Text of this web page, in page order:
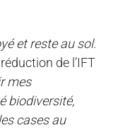
et reste au sol.
de l’IFT
mes
biodiversité,
cases au